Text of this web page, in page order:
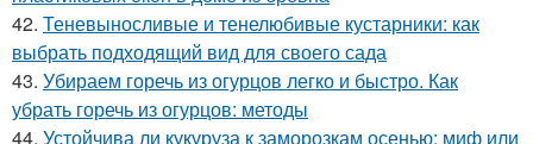
42. Теневыносливые и тенелюбивые кустарники: как
выбрать подходящий вид для своего сада
43. Убираем горечь из огурцов легко и быстро. Как
убрать горечь из огурцов: методы
44. Устойчива ли кукуруза к заморозкам осенью: миф или